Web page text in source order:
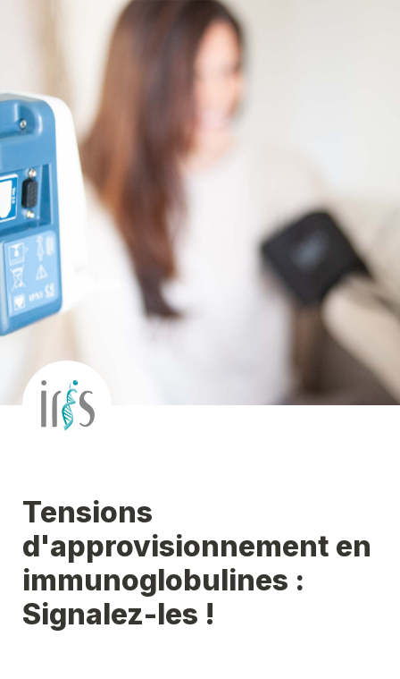
Tensions
d'approvisionnement en
immunoglobulines :
Signalez-les !